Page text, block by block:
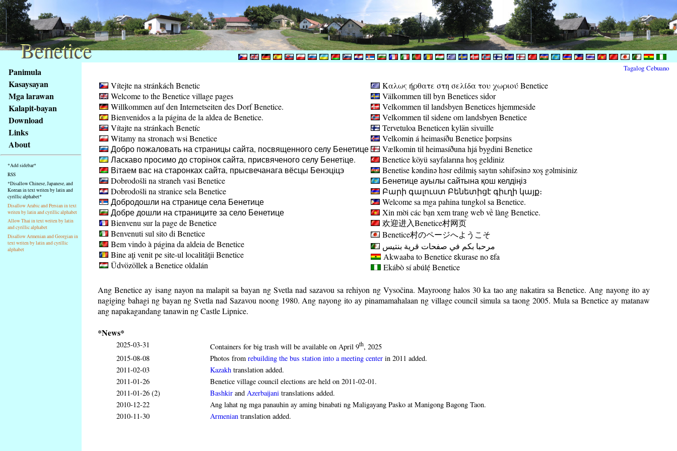
obsah
stránky
Klávesové
zkratky
tomto
webu
základní
Hlavní
strana
Panimula
Kasaysayan
Mga larawan
Kalapit-bayan
Download
Links
About
*Add sidebar*
RSS
*Disallow Chinese, Japanese, and
Korean in text writen by latin and
cyrillic alphabet*
Disallow Arabic and Persian in text
writen by latin and cyrillic alphabet
Allow Thai in text writen by latin
and cyrillic alphabet
Disallow Armenian and Georgian in
text writen by latin and cyrillic
alphabet
Vítejte na stránkách Benetic
Welcome to the Benetice village pages
Willkommen auf den Internetseiten des Dorf Benetice.
Bienvenidos a la página de la aldea de Benetice.
Vítajte na stránkach Benetíc
Witamy na stronach wsi Benetice
Добро пожаловать на страницы сайта, посвященного селу Бенетице
Ласкаво просимо до сторінок сайта, присвяченого селу Бенетiце.
Вiтаем вас на старонках сайта, прысвечанага вёсцы Бенэцiцэ
Dobrodošli na straneh vasi Benetice
Dobrodošli na stranice sela Benetice
Добродошли на странице села Бенетице
Добре дошли на страниците за село Бенетице
Bienvenu sur la page de Benetice
Benvenuti sul sito di Benetice
Bem vindo à página da aldeia de Benetice
Bine aţi venit pe site-ul localităţii Benetice
Üdvözöllek a Benetice oldalán
Καλως ήρθατε στη σελίδα του χωριού Benetice
Välkommen till byn Benetices sidor
Velkommen til landsbyen Benetices hjemmeside
Velkommen til sidene om landsbyen Benetice
Tervetuloa Beneticen kylän sivuille
Velkomin á heimasíðu Benetice þorpsins
Vælkomin til heimasíðuna hjá bygdini Benetice
Benetice köyü sayfalarına hoş geldiniz
Benetise kəndinə həsr edilmiş saytın səhifəsinə xoş gəlmisiniz
Бенетице ауылы сайтына қош келдіңіз
Բարի գալուստ Բենետիցէ գիւղի կայք։
Welcome sa mga pahina tungkol sa Benetice.
Xin mời các bạn xem trang web về làng Benetice.
欢迎进入Benetice村网页
Benetice村のページへようこそ
مرحبا بكم في صفحات قرية بنتيس
Akwaaba to Benetice ɛkurase no ɛfa
Ekábò sí abúlẹ́Benetice
Ang Benetice ay isang nayon na malapit sa bayan ng Svetla nad sazavou sa rehiyon ng Vysočina. Mayroong halos 30 ka tao ang nakatira sa Benetice. Ang nayong ito ay
nagiging bahagi ng bayan ng Svetla nad Sazavou noong 1980. Ang nayong ito ay pinamamahalaan ng village council simula sa taong 2005. Mula sa Benetice ay matanaw
ang napakagandang tanawin ng Castle Lipnice.
*News*
2025-03-31 Containers for big trash will be available on April 9th, 2025
2015-08-08
Photos from rebuilding the bus station into a meeting center in 2011 added.
2011-02-03
Kazakh translation added.
2011-01-26
Benetice village council elections are held on 2011-02-01.
2011-01-26 (2)
Bashkir and Azerbaijani translations added.
2010-12-22
Ang lahat ng mga panauhin ay aming binabati ng Maligayang Pasko at Manigong Bagong Taon.
2010-11-30
Armenian translation added.
Benetice
Benetice
Tagalog Cebuano